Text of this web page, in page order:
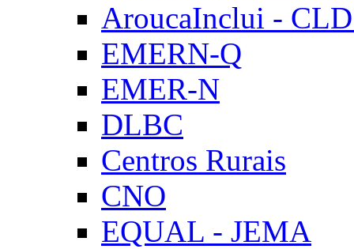
AroucaInclui -
EMERN-Q
EMER-N
DLBC
Centros Rurais
CNO
EQUAL - JEMA